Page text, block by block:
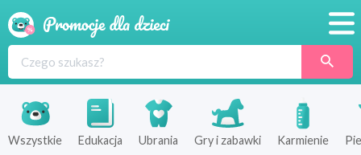
Produkty
Sklepy
Wszystkie Edukacja Ubrania Gry i zabawki Karmienie